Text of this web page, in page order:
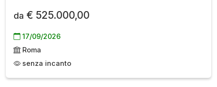
da € 525.000,00
17/09/2026
Roma
senza incanto